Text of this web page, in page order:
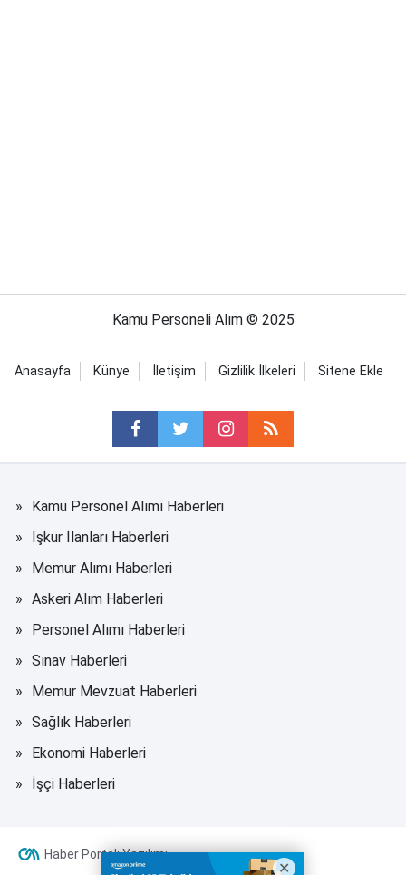
Kamu Personeli Alım © 2025
Anasayfa Künye İletişim Gizlilik İlkeleri Sitene Ekle
Kamu Personel Alımı Haberleri
İşkur İlanları Haberleri
Memur Alımı Haberleri
Askeri Alım Haberleri
Personel Alımı Haberleri
Sınav Haberleri
Memur Mevzuat Haberleri
Sağlık Haberleri
Ekonomi Haberleri
İşçi Haberleri
Haber Portalı Yazılımı